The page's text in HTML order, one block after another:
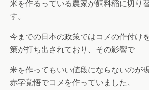
米を作るっている農家が飼料稲に切り
す。
今までの日本の政策ではコメの作付け
策が打ち出されており、その影響で
米を作ってもいい値段にならないのが
赤字覚悟でコメを作っていました。